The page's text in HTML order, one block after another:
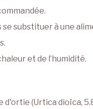
substituer à une
et de l’humidité.
d'ortie (Urtica dioïca,